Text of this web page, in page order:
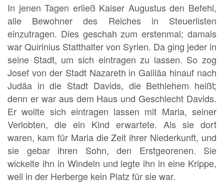
In jenen Tagen erließ Kaiser Augustus den Befehl,
alle Bewohner des Reiches in Steuerlisten
einzutragen. Dies geschah zum erstenmal; damals
war Quirinius Statthalter von Syrien. Da ging jeder in
seine Stadt, um sich eintragen zu lassen. So zog
Josef von der Stadt Nazareth in Galiläa hinauf nach
Judäa in die Stadt Davids, die Bethlehem heißt;
denn er war aus dem Haus und Geschlecht Davids.
Er wollte sich eintragen lassen mit Maria, seiner
Verlobten, die ein Kind erwartete. Als sie dort
waren, kam für Maria die Zeit ihrer Niederkunft, und
sie gebar ihren Sohn, den Erstgeorenen. Sie
wickelte ihn in Windeln und legte ihn in eine Krippe,
weil in der Herberge kein Platz für sie war.